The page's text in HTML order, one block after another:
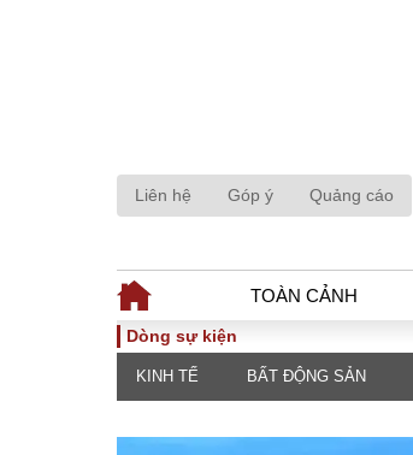
Liên hệ Góp ý Quảng cáo
TOÀN CẢNH
TOÀN CẢNH
Dòng sự kiện
KINH TẾ BẤT ĐỘNG SẢN